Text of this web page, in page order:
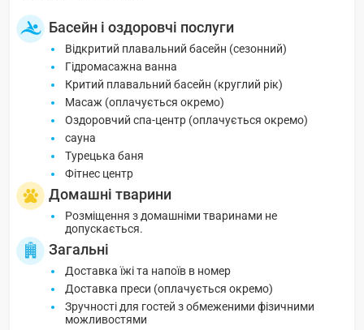
Басейн і оздоровчі послуги
Відкритий плавальний басейн (сезонний)
Гідромасажна ванна
Критий плавальний басейн (круглий рік)
Масаж (оплачується окремо)
Оздоровчий спа-центр (оплачується окремо)
сауна
Турецька баня
Фітнес центр
Домашні тварини
Розміщення з домашніми тваринами не
допускається.
Загальні
Доставка їжі та напоїв в номер
Доставка преси (оплачується окремо)
Зручності для гостей з обмеженими фізичними
можливостями